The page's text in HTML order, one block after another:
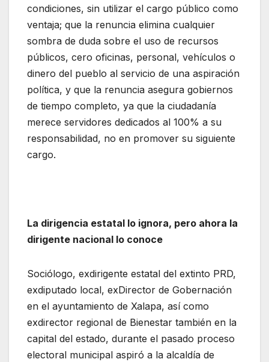
condiciones, sin utilizar el cargo público como
ventaja; que la renuncia elimina cualquier
sombra de duda sobre el uso de recursos
públicos, cero oficinas, personal, vehículos o
dinero del pueblo al servicio de una aspiración
política, y que la renuncia asegura gobiernos
de tiempo completo, ya que la ciudadanía
merece servidores dedicados al 100% a su
responsabilidad, no en promover su siguiente
cargo.
La dirigencia estatal lo ignora, pero ahora la
dirigente nacional lo conoce
Sociólogo, exdirigente estatal del extinto PRD,
exdiputado local, exDirector de Gobernación
en el ayuntamiento de Xalapa, así como
exdirector regional de Bienestar también en la
capital del estado, durante el pasado proceso
electoral municipal aspiró a la alcaldía de